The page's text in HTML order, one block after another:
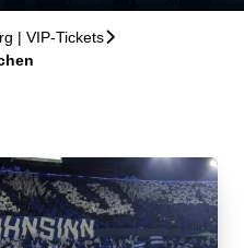
| VIP-Tickets􀆊